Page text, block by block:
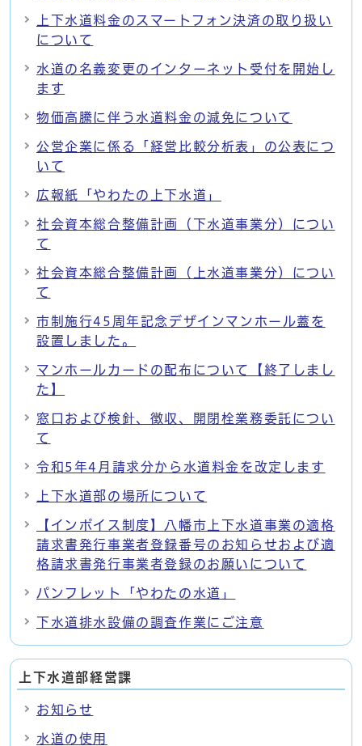
上下水道料金のスマートフォン決済の取り扱い
について
水道の名義変更のインターネット受付を開始し
ます
物価高騰に伴う水道料金の減免について
公営企業に係る「経営比較分析表」の公表につ
いて
広報紙「やわたの上下水道」
社会資本総合整備計画（下水道事業分）につい
て
社会資本総合整備計画（上水道事業分）につい
て
市制施行45周年記念デザインマンホール蓋を
設置しました。
マンホールカードの配布について【終了しまし
た】
窓口および検針、徴収、開閉栓業務委託につい
て
令和5年4月請求分から水道料金を改定します
上下水道部の場所について
【インボイス制度】八幡市上下水道事業の適格
請求書発行事業者登録番号のお知らせおよび適
格請求書発行事業者登録のお願いについて
パンフレット「やわたの水道」
下水道排水設備の調査作業にご注意
上下水道部経営課
お知らせ
水道の使用